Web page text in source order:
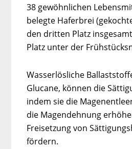
38 gewöhnlichen
belegte Haferbrei
den dritten Platz
Platz unter der
Wasserlösliche
Glucane, können die
indem sie die
die Magendehnung
Freisetzung von
fördern.